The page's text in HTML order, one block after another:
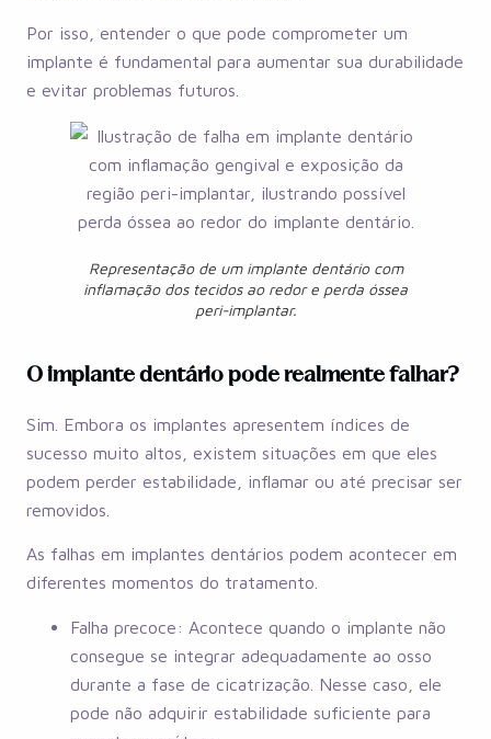
Por isso, entender o que pode comprometer um
implante é fundamental para aumentar sua durabilidade
e evitar problemas futuros.
Representação de um implante dentário com
inflamação dos tecidos ao redor e perda óssea
peri-implantar.
O implante dentário pode realmente falhar?
Sim. Embora os implantes apresentem índices de
sucesso muito altos, existem situações em que eles
podem perder estabilidade, inflamar ou até precisar ser
removidos.
As falhas em implantes dentários podem acontecer em
diferentes momentos do tratamento.
Falha precoce: Acontece quando o implante não
consegue se integrar adequadamente ao osso
durante a fase de cicatrização. Nesse caso, ele
pode não adquirir estabilidade suficiente para